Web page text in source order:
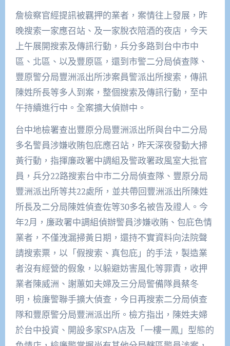
詹檢察官經提訊被羈押的業者，案情往上發展，昨
晚搜索一家應召站、及一家脫衣陪酒的夜店，今天
上午展開搜索及傳訊行動，兵分多路到台中市中
區、北區、以及豐原區，還到市警二分局偵查隊、
豐原警分局豐洲派出所涉案員警派出所搜索，傳訊
陳姓所長等多人到案，整個搜索及傳訊行動，至中
午持續進行中。全案擴大偵辦中。
台中地檢署查出豐原分局豐洲派出所與台中二分局
多名警員涉嫌收賄包庇應召站，昨天深夜發動大掃
黃行動，指揮廉政署中調組及警政署政風室大批官
員，兵分22路搜索台中市二分局偵查隊、豐原分局
豐洲派出所等共22處所，並共帶回豐洲派出所陳姓
所長及二分局陳姓偵查佐等30多名被告及證人。今
年2月，廉政署中調組偵辦警員涉嫌收賄、包庇色情
業者，不僅洩漏掃黃日期，還持不實資料向法院聲
請搜索票，以「假搜索、真包庇」的手法，製造業
者沒有經營的假象，以躲避妨害風化等罪責，收押
業者陳威洲、謝蕙如夫婦及三分局警備隊員蔡冬
明，檢廉警聯手擴大偵查，今日再搜索二分局偵查
隊和豐原警分局豐洲派出所。檢方指出，陳姓夫婦
於台中投資、開設多家SPA店及「一樓一鳳」型態的